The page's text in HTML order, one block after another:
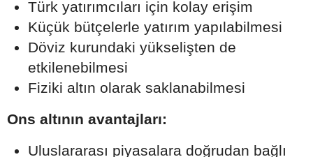
Türk yatırımcıları için kolay erişim
Küçük bütçelerle yatırım yapılabilmesi
Döviz kurundaki yükselişten de
etkilenebilmesi
Fiziki altın olarak saklanabilmesi
Ons altının avantajları:
Uluslararası piyasalara doğrudan bağlı